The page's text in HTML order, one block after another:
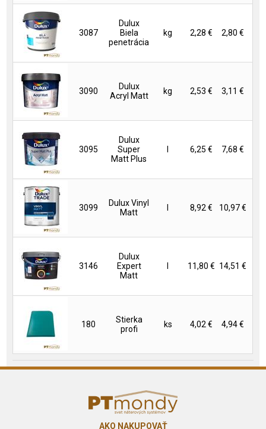
3087
Dulux
Biela
penetrácia
kg 2,28 € 2,80 €
3090
Dulux
Acryl Matt
kg 2,53 € 3,11 €
3095
Dulux
Super
Matt Plus
l 6,25 € 7,68 €
3099
Dulux Vinyl
Matt
l 8,92 € 10,97 €
3146
Dulux
Expert
Matt
l 11,80 € 14,51 €
180
Stierka
profi
ks 4,02 € 4,94 €
AKO NAKUPOVAŤ